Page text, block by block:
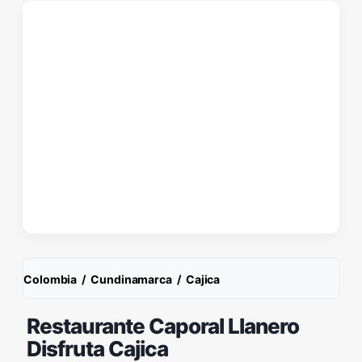
Colombia / Cundinamarca / Cajica
Restaurante Caporal Llanero
Disfruta Cajica